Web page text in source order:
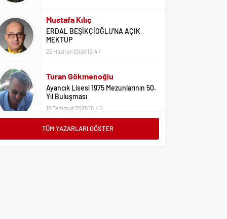
MEKTUP
22 Haziran 2026 12:47
Ayancık Lisesi 1975 Mezunlarının 50.
Yıl Buluşması
18 Temmuz 2025 16:40
Adil Yıldız
Bu Sene Fenerbahçe Ülke Puanlarını
TÜM YAZARLARI GÖSTER